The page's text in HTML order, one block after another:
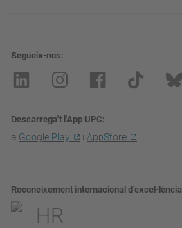
Segueix-nos
Descarrega't l'App UPC
a Google Play i AppStore
Reconeixement internacional d’excel·lència